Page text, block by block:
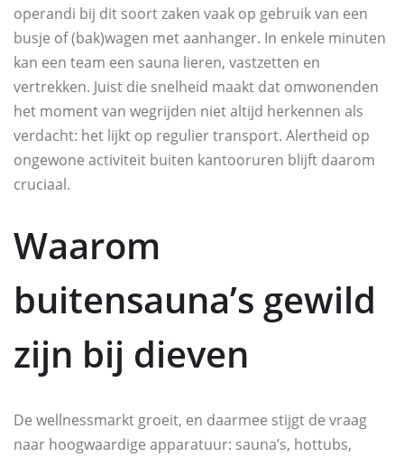
operandi bij dit soort zaken vaak op gebruik van een
busje of (bak)wagen met aanhanger. In enkele minuten
kan een team een sauna lieren, vastzetten en
vertrekken. Juist die snelheid maakt dat omwonenden
het moment van wegrijden niet altijd herkennen als
verdacht: het lijkt op regulier transport. Alertheid op
ongewone activiteit buiten kantooruren blijft daarom
cruciaal.
Waarom
buitensauna’s gewild
zijn bij dieven
De wellnessmarkt groeit, en daarmee stijgt de vraag
naar hoogwaardige apparatuur: sauna’s, hottubs,